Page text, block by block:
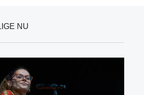
NU